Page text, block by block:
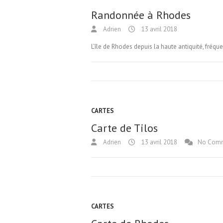
Randonnée à Rhodes
Adrien 13 avril 2018
L’île de Rhodes depuis la haute antiquité,
CARTES
Carte de Tilos
Adrien 13 avril 2018 No
CARTES